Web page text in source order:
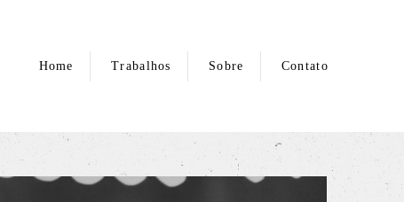
Home Trabalhos Sobre Contato